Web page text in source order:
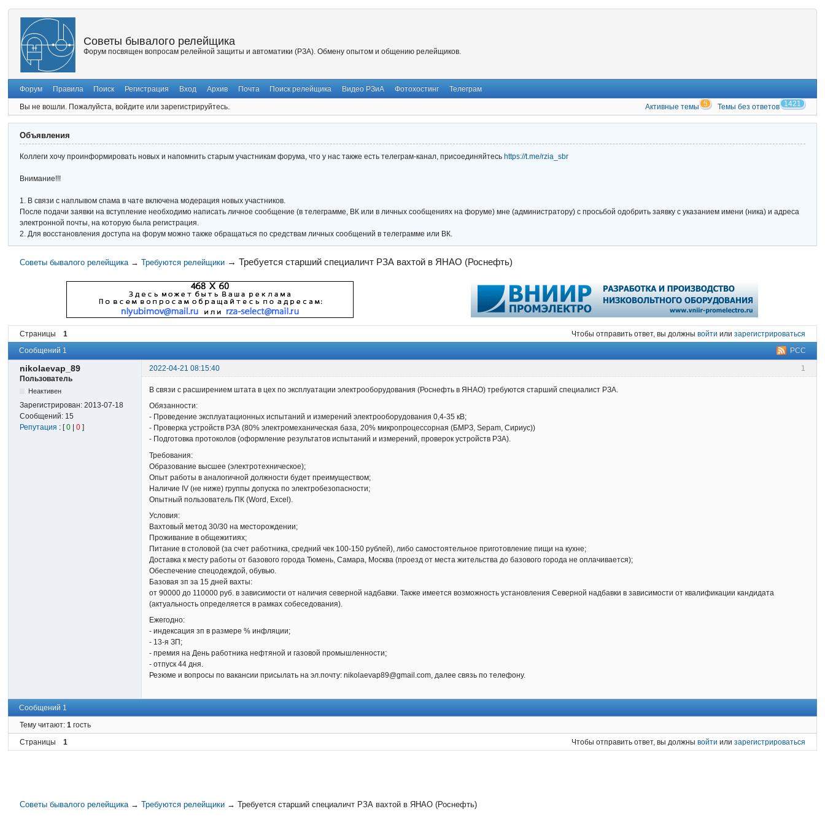
Советы бывалого релейщика
Форум посвящен вопросам релейной защиты и автоматики (РЗА). Обмену опытом и общению релейщиков.
Форум Правила Поиск Регистрация Вход Архив Почта Поиск релейщика Видео РЗиА Фотохостинг Телеграм
Вы не вошли. Пожалуйста, войдите или зарегистрируйтесь. Активные темы 5 Темы без ответов 1421
Объявления
Коллеги хочу проинформировать новых и напомнить старым участникам форума, что у нас также есть телеграм-канал, присоединяйтесь https://t.me/rzia_sbr
Внимание!!!
1. В связи с наплывом спама в чате включена модерация новых участников.
После подачи заявки на вступление необходимо написать личное сообщение (в телеграмме, ВК или в личных сообщениях на форуме) мне (администратору) с просьбой одобрить заявку с указанием имени (ника) и адреса
электронной почты, на которую была регистрация.
2. Для восстановления доступа на форум можно также обращаться по средствам личных сообщений в телеграмме или ВК.
Советы бывалого релейщика → Требуются релейщики → Требуется старший специаличт РЗА вахтой в ЯНАО (Роснефть)
Страницы 1 Чтобы отправить ответ, вы должны войти или зарегистрироваться
РСС
Сообщений 1
1
nikolaevap_89
2022-04-21 08:15:40
Пользователь
Неактивен
Зарегистрирован:2013-07-18
Сообщений: 15
Репутация : [0 |0 ]
В связи с расширением штата в цех по эксплуатации электрооборудования (Роснефть в ЯНАО) требуются старший специалист РЗА.
Обязанности:
- Проведение эксплуатационных испытаний и измерений электрооборудования 0,4-35 кВ;
- Проверка устройств РЗА (80% электромеханическая база, 20% микропроцессорная (БМРЗ, Sepam, Сириус))
- Подготовка протоколов (оформление результатов испытаний и измерений, проверок устройств РЗА).
Требования:
Образование высшее (электротехническое);
Опыт работы в аналогичной должности будет преимуществом;
Наличие IV (не ниже) группы допуска по электробезопасности;
Опытный пользователь ПК (Word, Excel).
Условия:
Вахтовый метод 30/30 на месторождении;
Проживание в общежитиях;
Питание в столовой (за счет работника, средний чек 100-150 рублей), либо самостоятельное приготовление пищи на кухне;
Доставка к месту работы от базового города Тюмень, Самара, Москва (проезд от места жительства до базового города не оплачивается);
Обеспечение спецодеждой, обувью.
Базовая зп за 15 дней вахты:
от 90000 до 110000 руб. в зависимости от наличия северной надбавки. Также имеется возможность установления Северной надбавки в зависимости от квалификации кандидата
(актуальность определяется в рамках собеседования).
Ежегодно:
- индексация зп в размере % инфляции;
- 13-я ЗП;
- премия на День работника нефтяной и газовой промышленности;
- отпуск 44 дня.
Резюме и вопросы по вакансии присылать на эл.почту: nikolaevap89@gmail.com, далее связь по телефону.
Сообщений 1
Тему читают:1 гость
Страницы
1 Чтобы отправить ответ, вы должны войти или зарегистрироваться
Советы бывалого релейщика → Требуются релейщики → Требуется старший специаличт РЗА вахтой в ЯНАО (Роснефть)